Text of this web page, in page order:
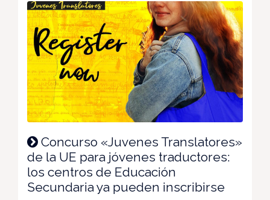
Concurso «Juvenes Translatores»
de la UE para jóvenes traductores:
los centros de Educación
Secundaria ya pueden inscribirse